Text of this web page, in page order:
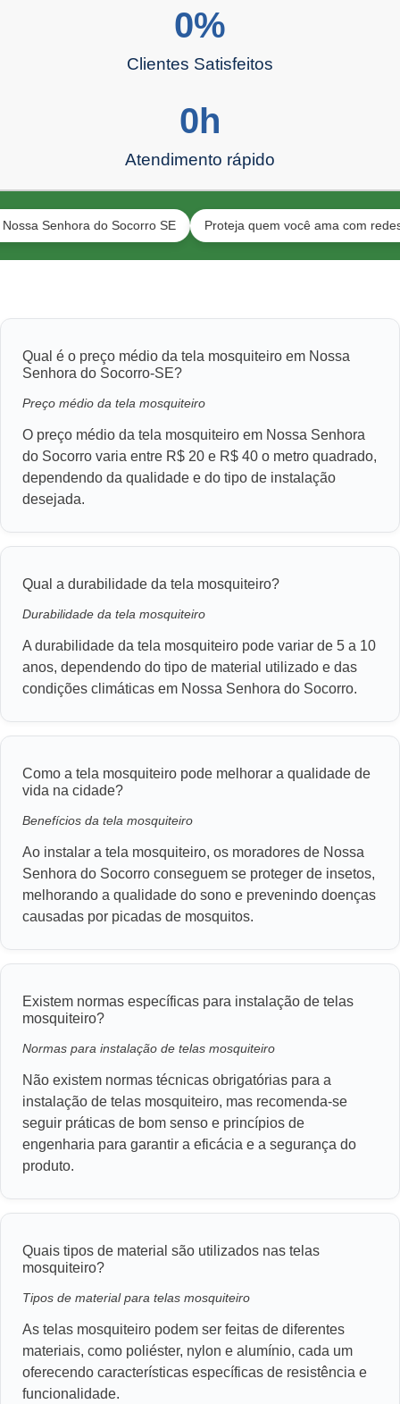
Clientes Satisfeitos
0%
Atendimento rápido
0h
do Socorro SE Proteja quem você ama com redes
Qual é o preço médio da tela mosquiteiro em Nossa
Senhora do Socorro-SE?
Preço médio da tela mosquiteiro
O preço médio da tela mosquiteiro em Nossa Senhora
do Socorro varia entre R$ 20 e R$ 40 o metro quadrado,
dependendo da qualidade e do tipo de instalação
desejada.
Qual a durabilidade da tela mosquiteiro?
Durabilidade da tela mosquiteiro
A durabilidade da tela mosquiteiro pode variar de 5 a 10
anos, dependendo do tipo de material utilizado e das
condições climáticas em Nossa Senhora do Socorro.
Como a tela mosquiteiro pode melhorar a qualidade de
vida na cidade?
Benefícios da tela mosquiteiro
Ao instalar a tela mosquiteiro, os moradores de Nossa
Senhora do Socorro conseguem se proteger de insetos,
melhorando a qualidade do sono e prevenindo doenças
causadas por picadas de mosquitos.
Existem normas específicas para instalação de telas
mosquiteiro?
Normas para instalação de telas mosquiteiro
Não existem normas técnicas obrigatórias para a
instalação de telas mosquiteiro, mas recomenda-se
seguir práticas de bom senso e princípios de
engenharia para garantir a eficácia e a segurança do
produto.
Quais tipos de material são utilizados nas telas
mosquiteiro?
Tipos de material para telas mosquiteiro
As telas mosquiteiro podem ser feitas de diferentes
materiais, como poliéster, nylon e alumínio, cada um
oferecendo características específicas de resistência e
funcionalidade.